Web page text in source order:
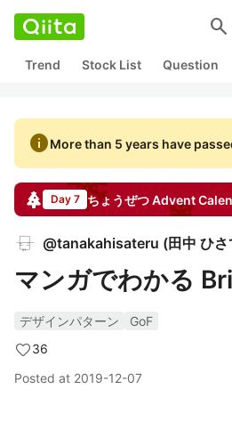
search
Trend Stock List Question
infoMore than 5 years have
Day 7 ちょうぜつAdvent
@tanakahisateru (田中 ひ
マンガでわかる
デザインパターン
GoF
36
Posted at 2019-12-07